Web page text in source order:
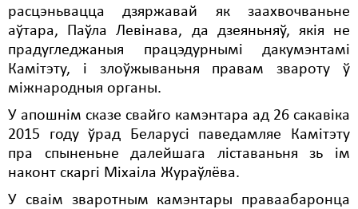
расцэньвацца дзяржавай як заахвочваньне
аўтара, Паўла Левінава, да дзеяньняў, якiя не
прадугледжаныя працэдурнымі дакумэнтамі
Камітэту, і злоўжываньня правам звароту ў
міжнародныя органы.
У апошнім сказе свайго камэнтара ад 26 сакавіка
2015 году ўрад Беларусі паведамляе Камітэту
пра спыненьне далейшага ліставаньня зь ім
наконт скаргі Міхаіла Жураўлёва.
У сваім зваротным камэнтары праваабаронца